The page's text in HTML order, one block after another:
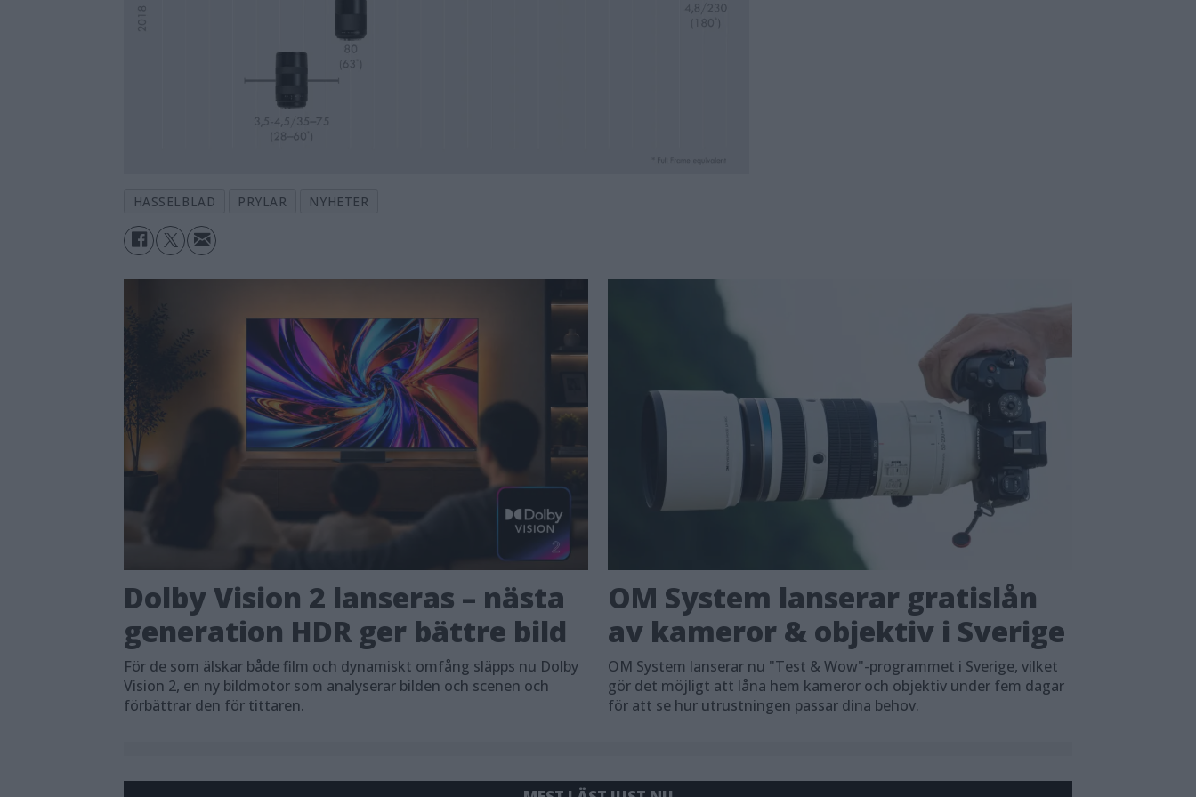
HASSELBLAD PRYLAR NYHETER
Dolby Vision 2 lanseras – nästa
generation HDR ger bättre bild
För de som älskar både film och dynamiskt omfång släpps nu Dolby
Vision 2, en ny bildmotor som analyserar bilden och scenen och
förbättrar den för tittaren.
OM System lanserar gratislån
av kameror & objektiv i Sverige
OM System lanserar nu "Test & Wow"-programmet i Sverige, vilket
gör det möjligt att låna hem kameror och objektiv under fem dagar
för att se hur utrustningen passar dina behov.